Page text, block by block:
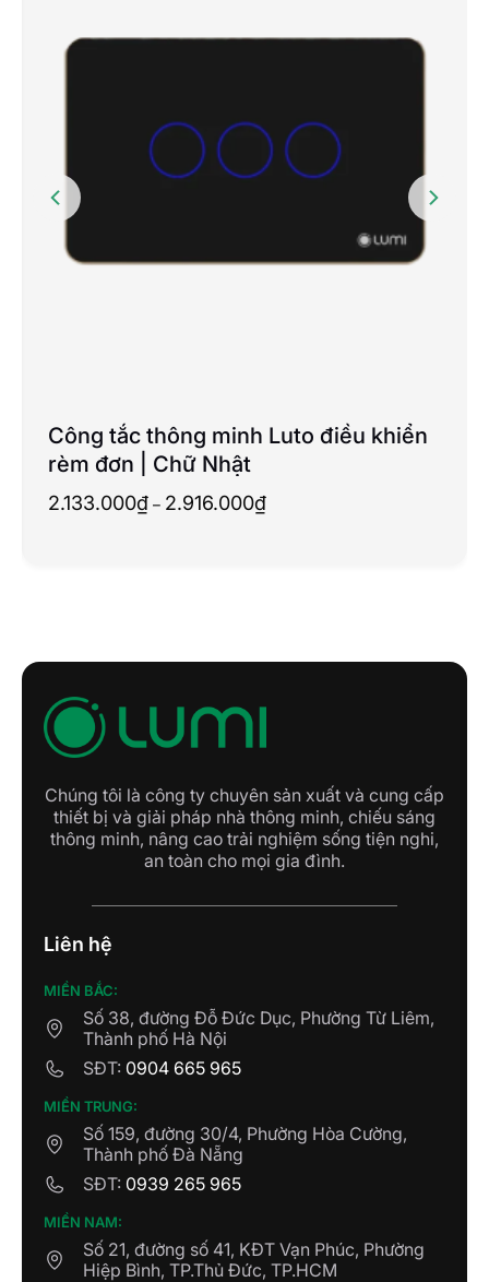
CÔNG TY TNHH MINH TRÚC HOME
Số 99, Đường số 5, P. An Phú, TP. Thủ Đức,
SHOWROOM 6SHOME
NGHỆ MINH ĐẠT
số 24, Đường số 7, KDC Cityland Park Hills,
phường 10, Quận Gò Vấp
CÔNG TY TNHH CÔNG NGHỆ
Số 131 Đường K, Phường Dĩ An, TP. Hồ Chí
Minh
CÔNG TY TNHH THÁI NHẬT
TRƯỜNG
771 Đường Hồng Bàng, Bình Tây, Hồ Chí
CÔNG TY TNHH ĐIỆN THÔNG MINH
TÂM PHÁT
68 Quốc lộ 1K, Khu phố Châu Thới, Phường
Đông Hoà, TP. HCM
CÔNG TY TNHH CUỘC SỐNG SỐ
Phòng
SHOWROOM NHÀ THÔNG MINH
MINH HIẾU
465, khu biệt thự WaterFront, Lê Chân, Hải
Phòng
Công tắc thông minh Luto điều khiển
rèm đơn | Chữ Nhật
2.133.000₫ – 2.916.000₫Khoảng
Chúng tôi là công ty chuyên sản xuất và cung cấp
thiết bị và giải pháp nhà thông minh, chiếu sáng
thông minh, nâng cao trải nghiệm sống tiện nghi,
an toàn cho mọi gia đình.
Liên hệ
MIỀN BẮC:
Số 38, đường Đỗ Đức Dục, Phường Từ Liêm,
Thành phố Hà Nội
SĐT: 0904 665 965
MIỀN TRUNG:
Số 159, đường 30/4, Phường Hòa Cường,
Thành phố Đà Nẵng
SĐT: 0939 265 965
MIỀN NAM:
Số 21, đường số 41, KĐT Vạn Phúc, Phường
Hiệp Bình, TP.Thủ Đức, TP.HCM